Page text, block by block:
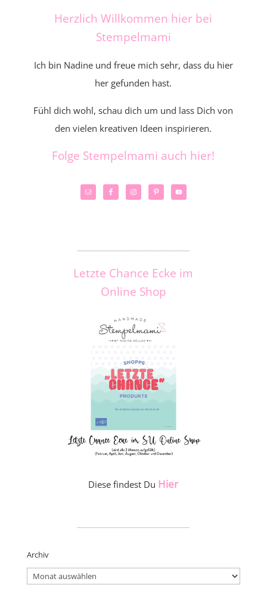
Herzlich Willkommen hier bei
Stempelmami
Ich bin Nadine und freue mich sehr, dass du hier
her gefunden hast.
Fühl dich wohl, schau dich um und lass Dich von
den vielen kreativen Ideen inspirieren.
Folge Stempelmami auch hier!
Letzte Chance Ecke im
Online Shop
Diese findest Du Hier
Archiv
Archiv